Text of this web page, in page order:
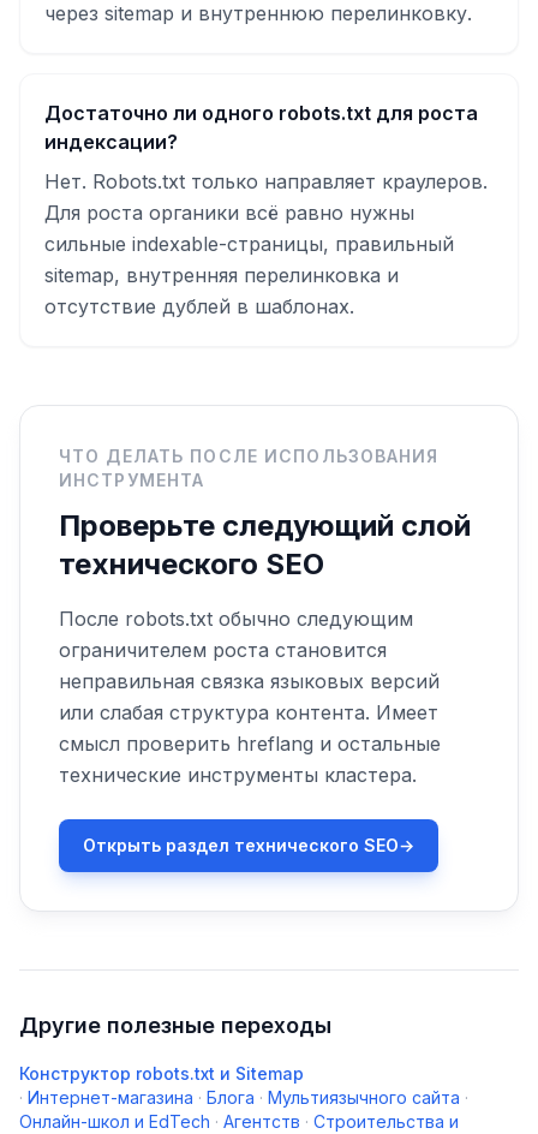
через sitemap и внутреннюю перелинковку.
Достаточно ли одного robots.txt для роста
индексации?
Нет. Robots.txt только направляет краулеров.
Для роста органики всё равно нужны
сильные indexable-страницы, правильный
sitemap, внутренняя перелинковка и
отсутствие дублей в шаблонах.
ЧТО ДЕЛАТЬ ПОСЛЕ ИСПОЛЬЗОВАНИЯ
ИНСТРУМЕНТА
Проверьте следующий слой
технического SEO
После robots.txt обычно следующим
ограничителем роста становится
неправильная связка языковых версий
или слабая структура контента. Имеет
смысл проверить hreflang и остальные
технические инструменты кластера.
Открыть раздел технического SEO→
Другие полезные переходы
Конструктор robots.txt и Sitemap
· Интернет-магазина · Блога · Мультиязычного сайта ·
Онлайн-школ и EdTech · Агентств · Строительства и